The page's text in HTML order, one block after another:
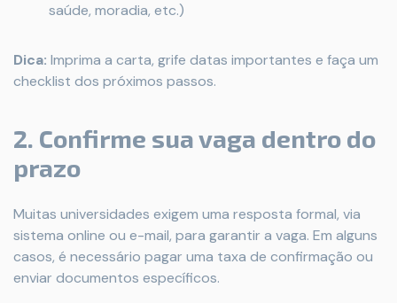
saúde, moradia, etc.)
Dica: Imprima a carta, grife datas importantes e faça um
checklist dos próximos passos.
2. Confirme sua vaga dentro do
prazo
Muitas universidades exigem uma resposta formal, via
sistema online ou e-mail, para garantir a vaga. Em alguns
casos, é necessário pagar uma taxa de confirmação ou
enviar documentos específicos.